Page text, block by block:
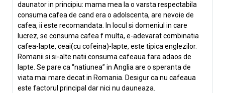
daunator in principiu: mama mea la o varsta respectabila
consuma cafea de cand era o adolscenta, are nevoie de
cafea, ii este recomandata. In locul si domeniul in care
lucrez, se consuma cafea f multa, e-adevarat combinatia
cafea-lapte, ceai(cu cofeina)-lapte, este tipica englezilor.
Romanii si si-alte natii consuma cafeaua fara adaos de
lapte. Se pare ca “natiunea” in Anglia are o speranta de
viata mai mare decat in Romania. Desigur ca nu cafeaua
este factorul principal dar nici nu dauneaza.